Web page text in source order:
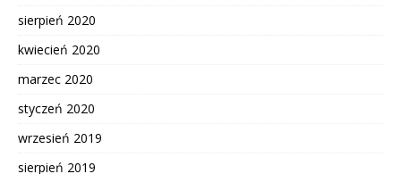
sierpień 2020
kwiecień 2020
marzec 2020
styczeń 2020
wrzesień 2019
sierpień 2019